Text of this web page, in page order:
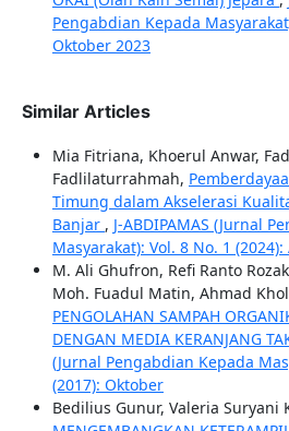
Pengabdian Kepada
Oktober 2023
Similar Articles
Mia Fitriana, Khoerul Anwar,
Fadlilaturrahmah,
Timung dalam Akselerasi
Banjar , J-ABDIPAMAS (Jurnal
Masyarakat): Vol. 8 No. 1
M. Ali Ghufron, Refi Ranto
Moh. Fuadul Matin, Ahmad
PENGOLAHAN SAMPAH
DENGAN MEDIA KERANJANG
(Jurnal Pengabdian Kepada
(2017): Oktober
Bedilius Gunur, Valeria Suryani